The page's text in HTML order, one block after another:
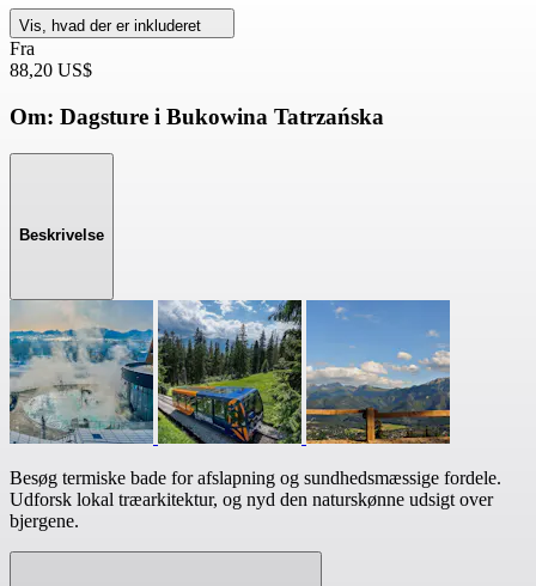
Vis, hvad der er inkluderet
Fra
88,20 US$
Om: Dagsture i Bukowina Tatrzańska
Beskrivelse
Besøg termiske bade for afslapning og sundhedsmæssige fordele.
Udforsk lokal træarkitektur, og nyd den naturskønne udsigt over
bjergene.